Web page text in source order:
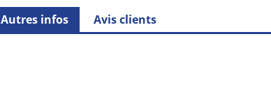
Autres infos Avis clients